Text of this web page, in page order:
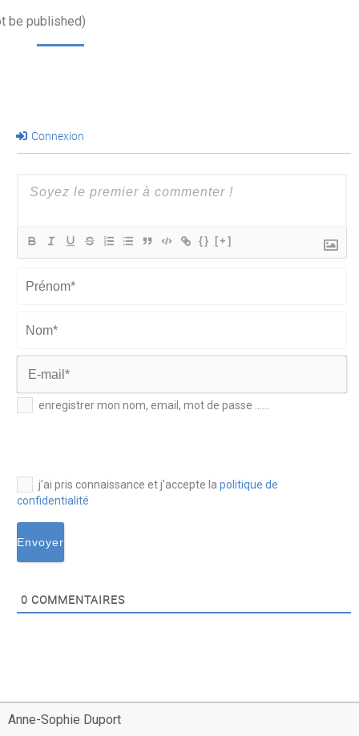
be published)
Connexion
{} [+]
Nom*
E-
mail*
enregistrer mon nom, email, mot de passe ......
j’ai pris connaissance et j’accepte la politique de
confidentialité
0 COMMENTAIRES
Anne-Sophie Duport